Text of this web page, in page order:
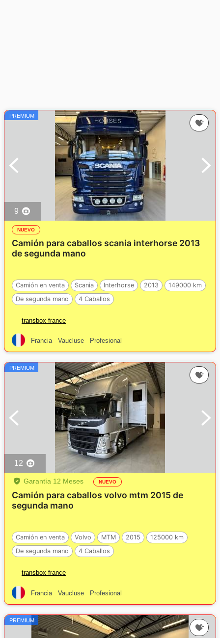
PREMIUM
9
NUEVO
Camión para caballos scania interhorse 2013
de segunda mano
Camión en venta Scania Interhorse 2013
149000 km
De segunda mano
4 Caballos
transbox-france
Francia Vaucluse Profesional
PREMIUM
12
Garantía 12 Meses NUEVO
Camión para caballos volvo mtm 2015 de
segunda mano
Camión en venta Volvo MTM 2015
125000 km
De segunda mano
4 Caballos
transbox-france
Francia Vaucluse Profesional
PREMIUM